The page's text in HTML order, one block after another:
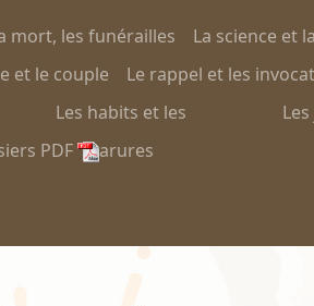
mort, les funérailles La science et
et le couple Le rappel et les
Les habits et les
parures
PDF